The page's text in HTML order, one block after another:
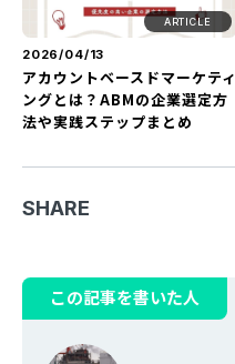
ARTICLE
2026/04/13
アカウントベースドマーケティ
ングとは？ABMの企業選定方
法や実践ステップまとめ
SHARE
この記事を書いた人